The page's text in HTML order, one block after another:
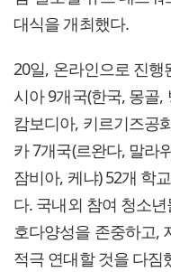
대식을 개최했다.
20일, 온라인으로 진
시아 9개국(한국, 몽골
캄보디아, 키르기즈공
카 7개국(르완다, 말라
잠비아, 케냐) 52개 학
다. 국내외 참여 청소
호다양성을 존중하고,
적극 연대할 것을 다짐